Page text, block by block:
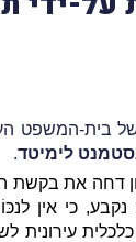
בית-המשפט
לימיטד.
דחה את בקשת
נקבע, כי אין
עירונית